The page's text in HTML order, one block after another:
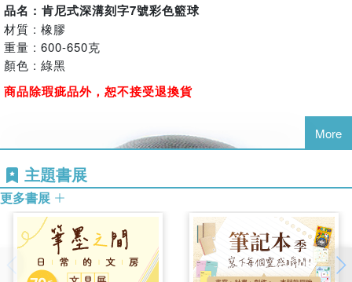
品名 : 肯尼式深溝刻字7號彩色籃球
材質 : 橡膠
重量 : 600-650克
顏色 : 綠黑
商品除瑕疵品外，恕不接受退換貨
More
主題書展
更多書展